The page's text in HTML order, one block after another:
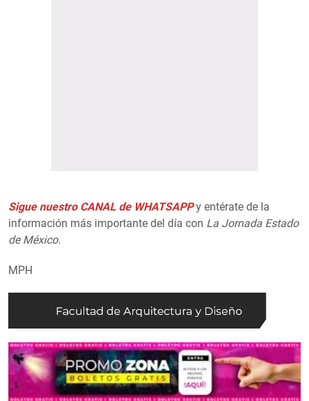
Sigue nuestro CANAL de WHATSAPP y entérate de la
información más importante del día con La Jornada Estado
de México.
MPH